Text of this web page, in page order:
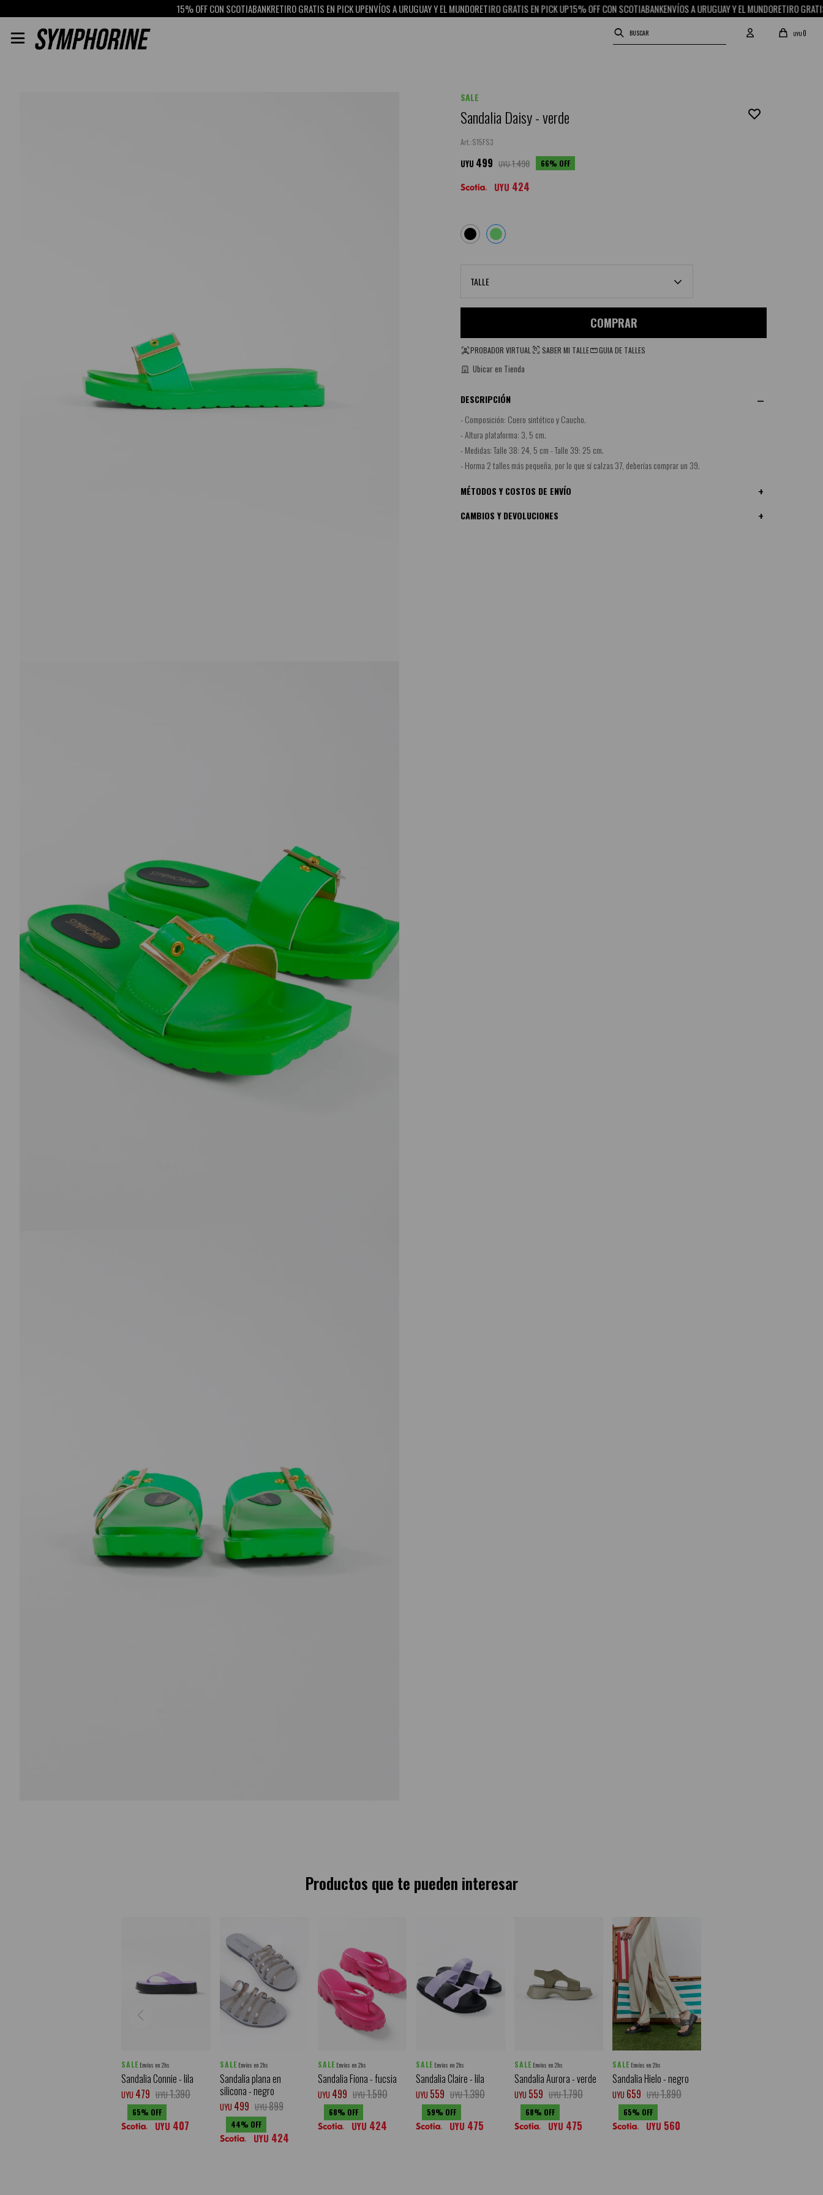
15% OFF CON SCOTIABANKRETIRO GRATIS EN PICK UP ENVÍOS A URUGUAY Y EL MUNDORETIRO GRATIS EN PICK UP15% OFF CON SCOTIABANKENVÍOS A URUGUAY Y EL MUNDORETIRO GRATIS EN
UYU0

SALE
Sandalia Daisy - verde
S15FS3
UYU 499 UYU1.490 66
UYU 424
TALLE
COMPRAR
PROBADOR VIRTUAL SABER MI TALLE GUIA DE TALLES
Ubicar en Tienda
DESCRIPCIÓN
- Composición: Cuero sintético y Caucho.
- Altura plataforma: 3, 5 cm.
- Medidas: Talle 38: 24, 5 cm - Talle 39: 25 cm.
- Horma 2 talles más pequeña, por lo que sí calzas 37, deberías comprar un 39.
MÉTODOS Y COSTOS DE ENVÍO
CAMBIOS Y DEVOLUCIONES
Productos que te pueden interesar
SALE Envíos en 2hs
Sandalia Connie - lila
UYU 479 UYU1.390
65
UYU 407
SALE Envíos en 2hs
Sandalia plana en
silicona - negro
UYU 499 UYU899
44
UYU 424
SALE Envíos en 2hs
Sandalia Fiona - fucsia
UYU 499 UYU1.590
68
UYU 424
SALE Envíos en 2hs
Sandalia Claire - lila
UYU 559 UYU1.390
59
UYU 475
SALE Envíos en 2hs
Sandalia Aurora - verde
UYU 559 UYU1.790
68
UYU 475
SALE Envíos en 2hs
Sandalia Hielo - negro
UYU 659 UYU1.890
65
UYU 560